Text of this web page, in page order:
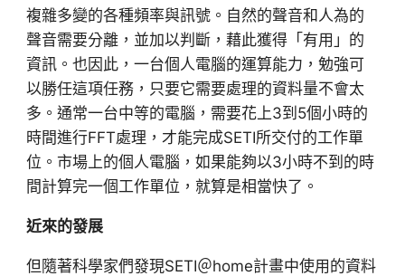
複雜多變的各種頻率與訊號。自然的聲音和人為的
聲音需要分離，並加以判斷，藉此獲得「有用」的
資訊。也因此，一台個人電腦的運算能力，勉強可
以勝任這項任務，只要它需要處理的資料量不會太
多。通常一台中等的電腦，需要花上3到5個小時的
時間進行FFT處理，才能完成SETI所交付的工作單
位。市場上的個人電腦，如果能夠以3小時不到的時
間計算完一個工作單位，就算是相當快了。
近來的發展
但隨著科學家們發現SETI＠home計畫中使用的資料